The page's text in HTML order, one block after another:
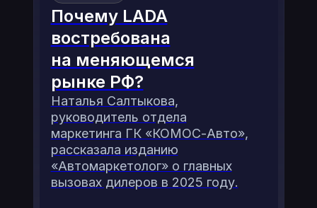
Почему LADA
востребована
на меняющемся
рынке РФ?
Наталья Салтыкова,
руководитель отдела
маркетинга ГК «КОМОС-Авто»,
рассказала изданию
«Автомаркетолог» о главных
вызовах дилеров в 2025 году.